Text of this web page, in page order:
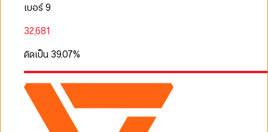
เบอร์ 9
32,681
คิดเป็น 39.07%